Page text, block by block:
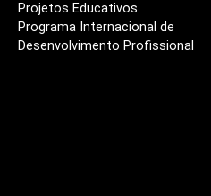
Projetos Educativos
Programa Internacional de
Desenvolvimento Profissional